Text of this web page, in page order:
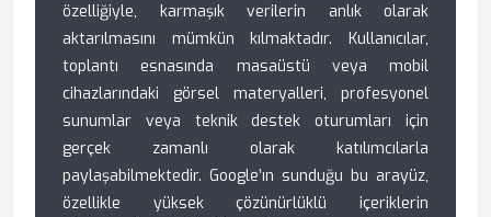
özelliğiyle, karmaşık verilerin anlık olarak
aktarılmasını mümkün kılmaktadır. Kullanıcılar,
toplantı esnasında masaüstü veya mobil
cihazlarındaki görsel materyalleri, profesyonel
sunumlar veya teknik destek oturumları için
gerçek zamanlı olarak katılımcılarla
paylaşabilmektedir. Google’ın sunduğu bu arayüz,
özellikle yüksek çözünürlüklü içeriklerin